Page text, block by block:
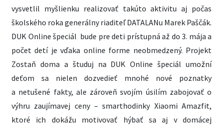
vysvetlil myšlienku realizovať takúto aktivitu aj počas
školského roka generálny riaditeľ DATALANu Marek Paščák.
DUK Online špeciál bude pre deti prístupná až do 3. mája a
počet detí je vďaka online forme neobmedzený. Projekt
Zostaň doma a študuj na DUK Online špeciál umožní
deťom sa nielen dozvedieť mnohé nové poznatky
a netušené fakty, ale zároveň svojím úsilím zabojovať o
výhru zaujímavej ceny – smarthodinky Xiaomi Amazfit,
ktoré ich dokážu motivovať hýbať sa aj v domácej